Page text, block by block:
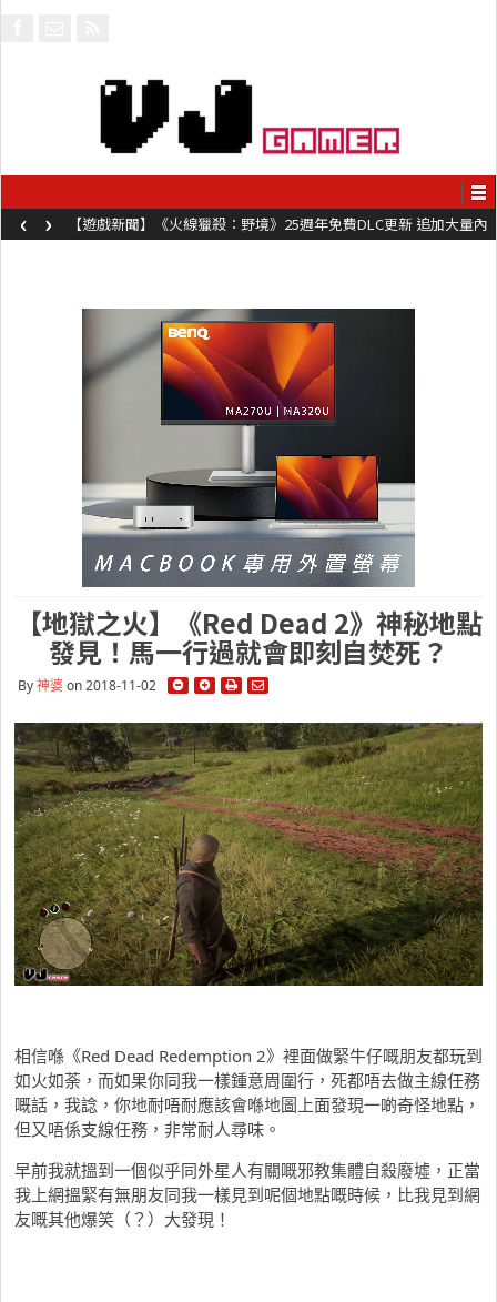
【遊戲新聞】《火線獵殺：野境》25週年免費DLC更新 追加大量內
容同時系舊作限時超平價折扣
‹ ›
【地獄之火】《Red Dead 2》神秘地點
發見！馬一行過就會即刻自焚死？
By神婆on 2018-11-02
相信喺《Red Dead Redemption 2》裡面做緊牛仔嘅朋友都玩到
如火如荼，而如果你同我一樣鍾意周圍行，死都唔去做主線任務
嘅話，我諗，你地耐唔耐應該會喺地圖上面發現一啲奇怪地點，
但又唔係支線任務，非常耐人尋味。
早前我就搵到一個似乎同外星人有關嘅邪教集體自殺廢墟，正當
我上網搵緊有無朋友同我一樣見到呢個地點嘅時候，比我見到網
友嘅其他爆笑（？）大發現！